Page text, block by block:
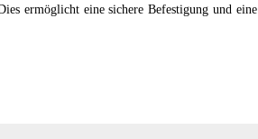
ermöglicht eine sichere Befestigung und eine